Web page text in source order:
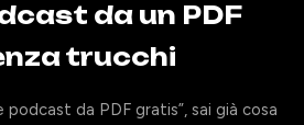
da un PDF
trucchi
podcast da PDF gratis”, sai già cosa